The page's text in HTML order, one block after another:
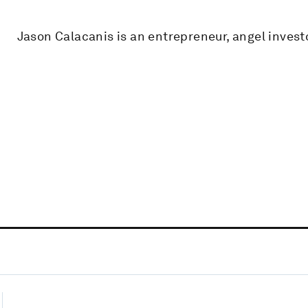
Jason Calacanis is an entrepreneur, angel